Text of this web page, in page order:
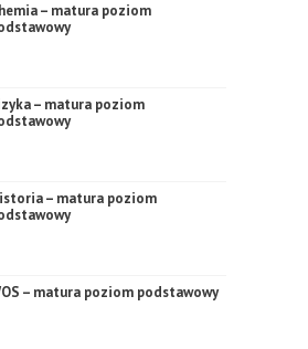
– matura poziom
– matura poziom
– matura poziom
– matura poziom podstawowy